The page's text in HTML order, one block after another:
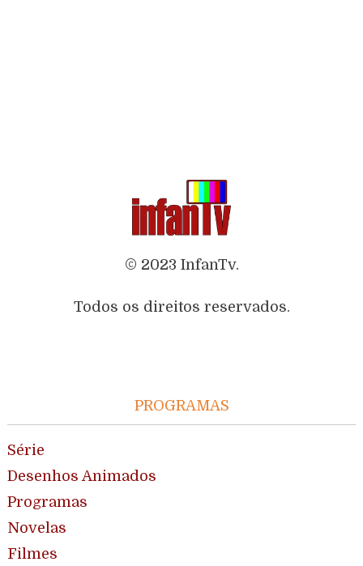
© 2023 InfanTv.
Todos os direitos reservados.
PROGRAMAS
Série
Desenhos Animados
Programas
Novelas
Filmes